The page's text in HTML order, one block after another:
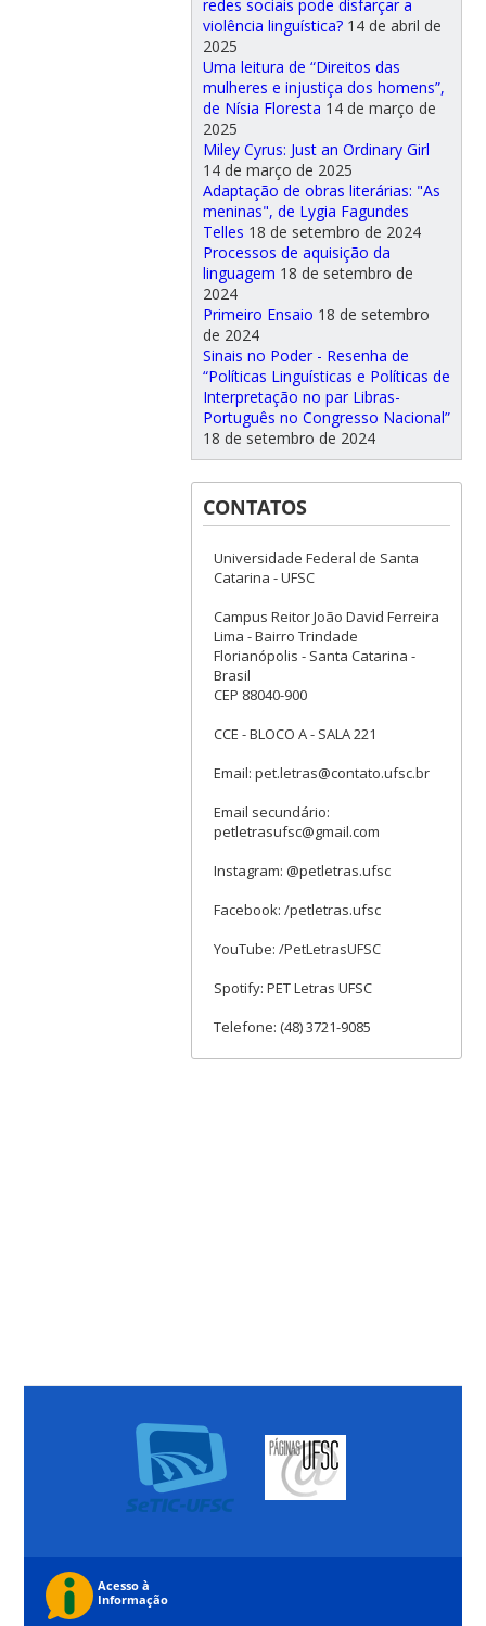
redes sociais pode disfarçar a
violência linguística? 14 de abril de
2025
Uma leitura de “Direitos das
mulheres e injustiça dos homens”,
de Nísia Floresta 14 de março de
2025
Miley Cyrus: Just an Ordinary Girl
14 de março de 2025
Adaptação de obras literárias: "As
meninas", de Lygia Fagundes
Telles 18 de setembro de 2024
Processos de aquisição da
linguagem 18 de setembro de
2024
Primeiro Ensaio 18 de setembro
de 2024
Sinais no Poder - Resenha de
“Políticas Linguísticas e Políticas de
Interpretação no par Libras-
Português no Congresso Nacional”
18 de setembro de 2024
CONTATOS
Universidade Federal de Santa
Catarina - UFSC
Campus Reitor João David Ferreira
Lima - Bairro Trindade
Florianópolis - Santa Catarina -
Brasil
CEP 88040-900
CCE - BLOCO A - SALA 221
Email: pet.letras@contato.ufsc.br
Email secundário:
petletrasufsc@gmail.com
Instagram: @petletras.ufsc
Facebook: /petletras.ufsc
YouTube: /PetLetrasUFSC
Spotify: PET Letras UFSC
Telefone: (48) 3721-9085